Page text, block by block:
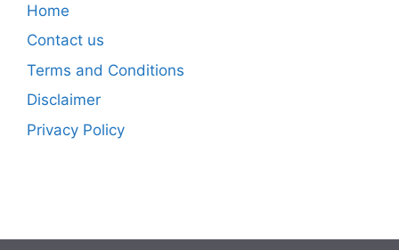
Home
Contact us
Terms and Conditions
Disclaimer
Privacy Policy